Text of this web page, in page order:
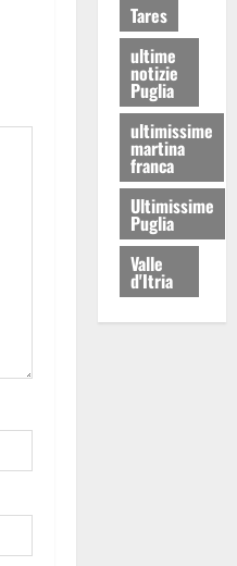
Tares
ultime
notizie
Puglia
ultimissime
martina
franca
Ultimissime
Puglia
Valle
d'Itria